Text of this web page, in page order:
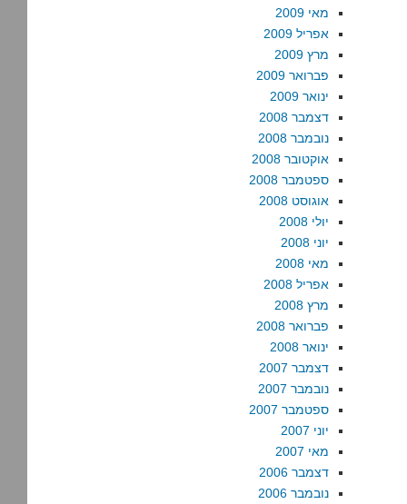
מאי 2009
אפריל 2009
מרץ 2009
פברואר 2009
ינואר 2009
דצמבר 2008
נובמבר 2008
אוקטובר 2008
ספטמבר 2008
אוגוסט 2008
יולי 2008
יוני 2008
מאי 2008
אפריל 2008
מרץ 2008
פברואר 2008
ינואר 2008
דצמבר 2007
נובמבר 2007
ספטמבר 2007
יוני 2007
מאי 2007
דצמבר 2006
נובמבר 2006